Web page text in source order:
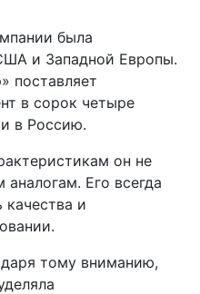
была
и Западной Европы.
поставляет
в сорок четыре
в Россию.
он не
Его всегда
качества и
тому вниманию,